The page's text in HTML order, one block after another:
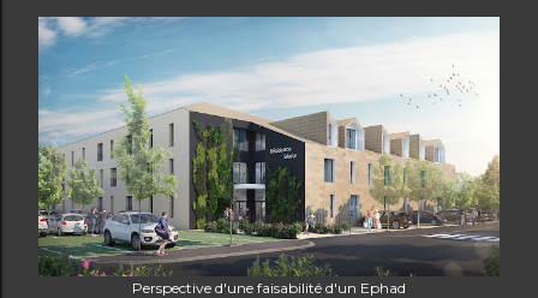
Perspective d'une faisabilité d'un Ephad